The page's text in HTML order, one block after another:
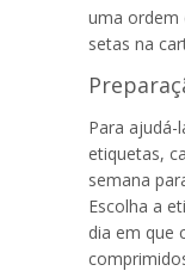
uma ordem
setas na
Para
etiquetas,
semana
Escolha a
dia em que